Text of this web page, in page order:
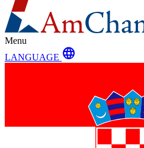
Menu
LANGUAGE language